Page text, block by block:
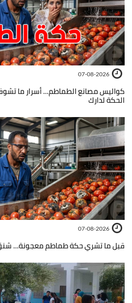
07-08-2026
كواليس مصانع الطماطم… أسرار ما
الحكة لدارك
07-08-2026
قبل ما تشري حكة طماطم معجونة…